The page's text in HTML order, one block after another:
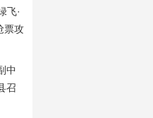
飞·
票攻
中
召